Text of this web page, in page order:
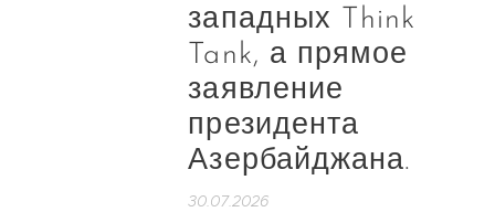
западных Think
Tank, а прямое
заявление
президента
Азербайджана.
30.07.2026